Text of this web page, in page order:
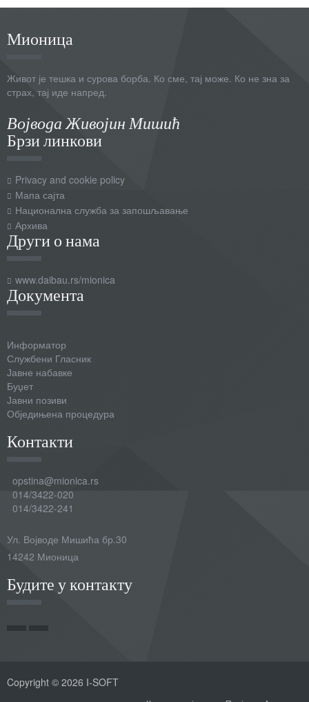
Мионица
Живот је тешка и сурова борба. Ко сме, тај може. Ко не зна за
страх, тај иде напред.
Војвода Живојин Мишић
Брзи линкови
Privacy and cookie policy
Мапа сајта
Национална служба за запошљавање
Архива
Други о нама
www.daibau.rs/mionica
Документа
Информатор
Службени Гласник
Јавне набавке
Буџет
Јавни позиви
Обједињена процедура
Контакти
opstina@mionica.rs
014/3422-020
014/3422-241
Ул. Војводе Мишића бр.30
14242 Мионица
Будите у контакту
Copyright © 2026 I-SOFT